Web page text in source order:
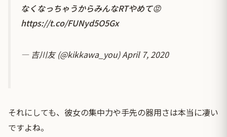
なくなっちゃうからみんなRTやめて😡
https://t.co/FUNyd5O5Gx
— 吉川友 (@kikkawa_you)April 7, 2020
それにしても、彼女の集中力や手先の器用さは本当に凄い
ですよね。